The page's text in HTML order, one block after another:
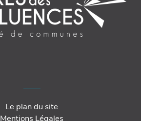
Le plan du site
Mentions Légales